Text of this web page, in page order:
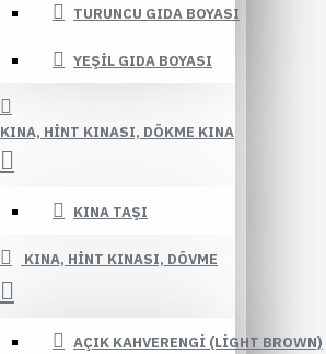
TURUNCU GIDA BOYASI
YEŞIL GIDA BOYASI
KINA, HINT KINASI, DÖKME KINA
KINA TAŞI
KINA, HINT KINASI, DÖVME
AÇIK KAHVERENGI (LIGHT BROWN)